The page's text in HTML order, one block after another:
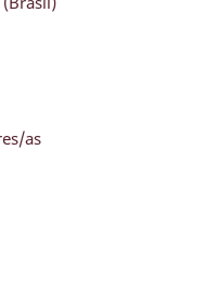
as